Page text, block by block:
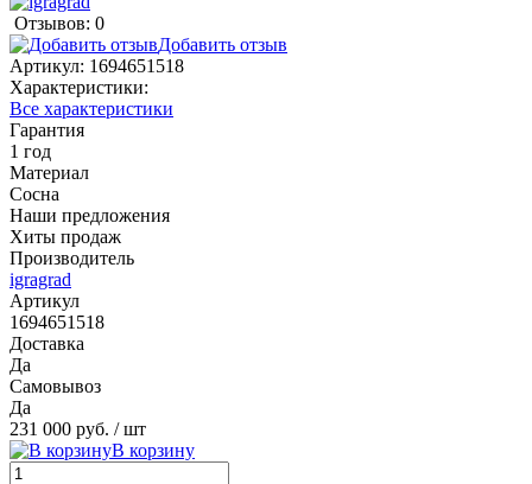
Отзывов: 0
Добавить отзыв
Артикул: 1694651518
Характеристики:
Все характеристики
Гарантия
1 год
Материал
Сосна
Наши предложения
Хиты продаж
Производитель
igragrad
Артикул
1694651518
Доставка
Да
Самовывоз
Да
231 000 руб. / шт
В корзину